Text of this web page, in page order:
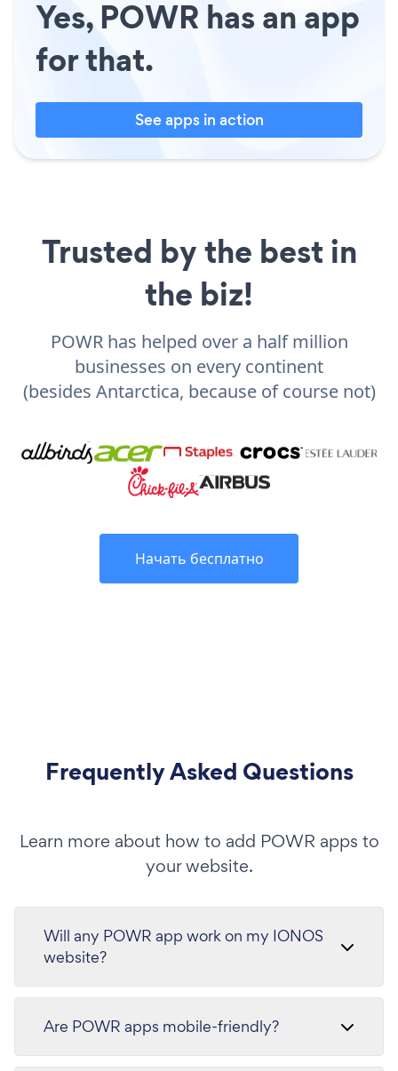
Yes, POWR has an app
for that.
See apps in action
Trusted by the best in
the biz!
POWR has helped over a half million
businesses on every continent
(besides Antarctica, because of course not)
Начать бесплатно
Frequently Asked Questions
Learn more about how to add POWR apps to
your website.
Will any POWR app work on my IONOS
website?
Are POWR apps mobile-friendly?